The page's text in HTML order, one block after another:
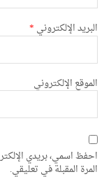
البريد الإلكتروني *
الموقع الإلكتروني
احفظ اسمي، بريدي
المرة المقبلة في تعليقي.